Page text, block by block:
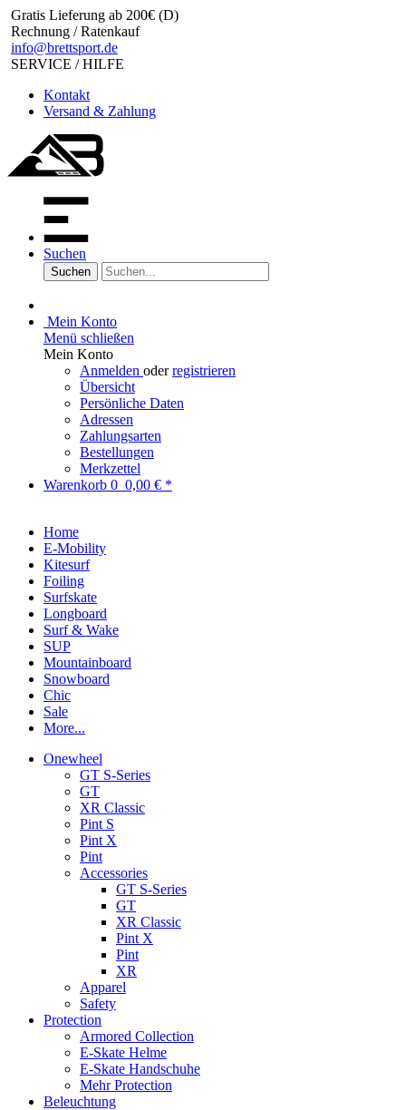
Gratis Lieferung ab 200€ (D)
Rechnung / Ratenkauf
info@brettsport.de
SERVICE / HILFE
Kontakt
Versand & Zahlung
Suchen
Suchen
Mein Konto
Menü schließen
Mein Konto
Anmelden oderregistrieren
Übersicht
Persönliche Daten
Adressen
Zahlungsarten
Bestellungen
Merkzettel
Warenkorb 0 0,00 € *
Home
E-Mobility
Kitesurf
Foiling
Surfskate
Longboard
Surf & Wake
SUP
Mountainboard
Snowboard
Chic
Sale
More...
Onewheel
GT S-Series
GT
XR Classic
Pint S
Pint X
Pint
Accessories
GT S-Series
GT
XR Classic
Pint X
Pint
XR
Apparel
Safety
Protection
Armored Collection
E-Skate Helme
E-Skate Handschuhe
Mehr Protection
Beleuchtung